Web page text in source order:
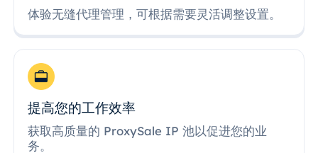
体验无缝代理管理，可根据需要灵活调整设置。
提高您的工作效率
获取高质量的 ProxySale IP 池以促进您的业
务。